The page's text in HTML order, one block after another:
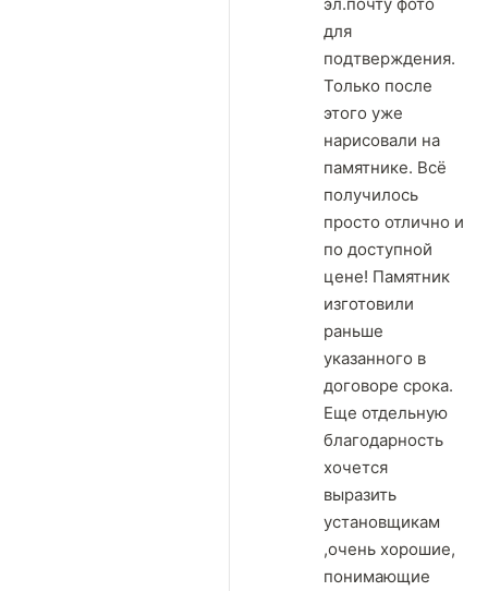
для
подтверждения.
Только после
этого уже
нарисовали на
памятнике. Всё
получилось
просто отлично и
по доступной
цене! Памятник
изготовили
раньше
указанного в
договоре срока.
Еще отдельную
благодарность
хочется
выразить
установщикам
,очень хорошие,
понимающие